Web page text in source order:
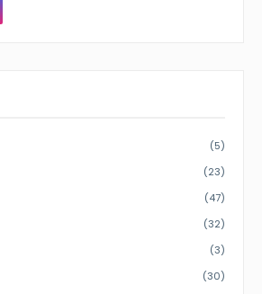
(5)
(23)
(47)
(32)
(3)
(30)